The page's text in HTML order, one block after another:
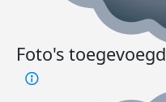
Foto's toegevoegd